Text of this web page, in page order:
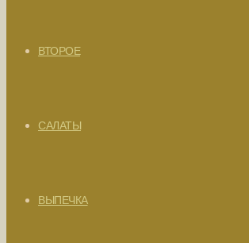
ВТОРОЕ
САЛАТЫ
ВЫПЕЧКА